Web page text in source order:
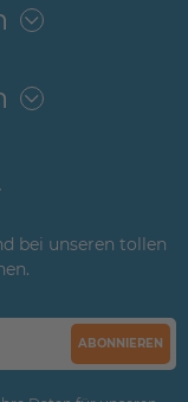
bei unseren tollen
ABONNIEREN